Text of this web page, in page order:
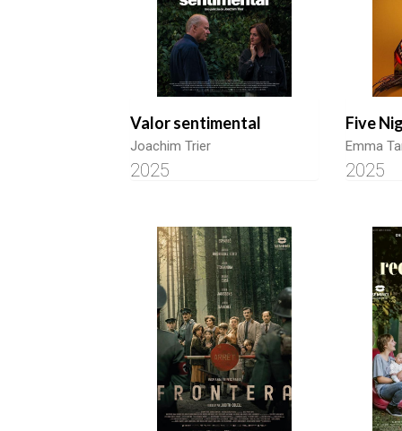
Valor sentimental
Joachim Trier
2025
Five
Emma
2025